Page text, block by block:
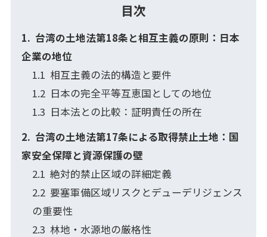
目次
台湾の土地法第18条と相互主義の原則：日本
企業の地位
相互主義の法的構造と要件
日本の完全平等互恵国としての地位
日本法との比較：証明責任の所在
台湾の土地法第17条による取得禁止土地：国
家安全保障と資源保護の壁
絶対的禁止区域の詳細定義
要塞軍備区域リスクとデューデリジェンス
の重要性
林地・水源地の厳格性